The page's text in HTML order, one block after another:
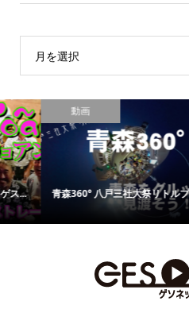
月を選択
動画
青森360° 八戸三社大祭リトルプラ...